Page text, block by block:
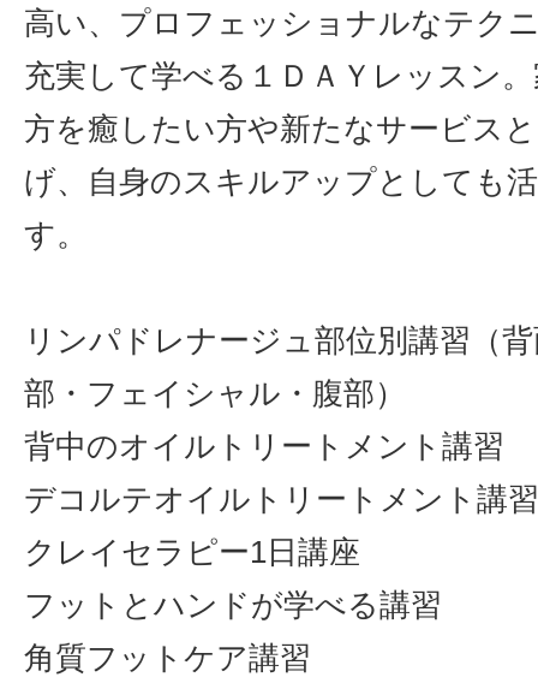
高い、プロフェッショナルなテク
充実して学べる１ＤＡＹレッスン
方を癒したい方や新たなサービス
げ、自身のスキルアップとしても
す。
リンパドレナージュ部位別講習（
部・フェイシャル・腹部）
背中のオイルトリートメント講習
デコルテオイルトリートメント講習
クレイセラピー1日講座
フットとハンドが学べる講習
角質フットケア講習